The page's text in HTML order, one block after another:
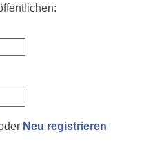
Neu registrieren